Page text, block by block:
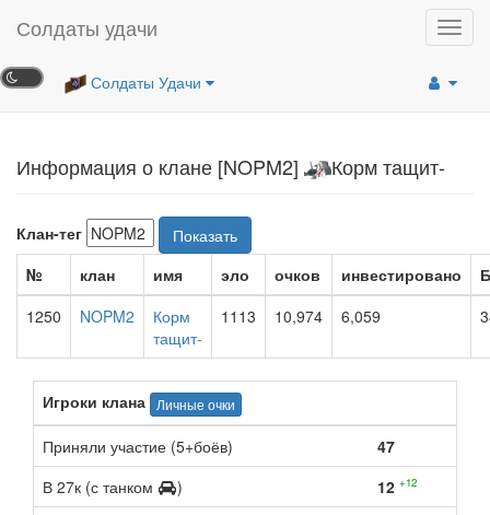
Солдаты удачи
Солдаты Удачи
Информация о клане [NOPM2] Корм тащит-
Клан-тег
Показать
№
клан имя эло очков инвестировано
1250
NOPM2
Корм
тащит-
1113 10,974 6,059
Игроки клана Личные очки
Приняли участие (5+боёв)
47
В 27к (с танком
) 12 +12